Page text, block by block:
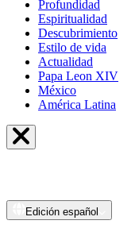
Profundidad
Espiritualidad
Descubrimiento
Estilo de vida
Actualidad
Papa Leon XIV
México
América Latina
Edición español